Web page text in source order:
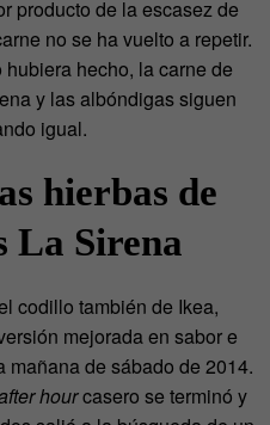
producto de la escasez de
no se ha vuelto a repetir.
hecho, la carne de
y las albóndigas siguen
igual.
hierbas de
La Sirena
codillo también de Ikea,
mejorada en sabor e
mañana de sábado de 2014.
hourcasero se terminó y